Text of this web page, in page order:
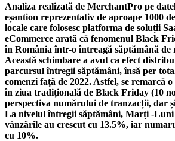
Analiza realizată de MerchantPro pe
eșantion reprezentativ de aproape 1000
locale care folosesc platforma de soluții
eCommerce arată că fenomenul Black
în România într-o întreagă săptămână
Această schimbare a avut ca efect
parcursul întregii săptămâni, însă per
comenzi față de 2022. Astfel, se remarcă
în ziua tradițională de Black Friday (10
perspectiva numărului de tranzacții, dar
La nivelul întregii săptămâni, Marți -Luni
vânzările au crescut cu 13.5%, iar
cu 10%.